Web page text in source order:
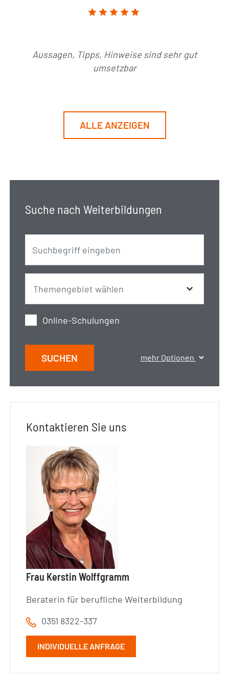
Aussagen, Tipps, Hinweise sind sehr gut
umsetzbar
ALLE ANZEIGEN
Suche nach Weiterbildungen
Online-Schulungen
SUCHEN mehr Optionen
Kontaktieren Sie uns
Frau Kerstin Wolffgramm
Beraterin für berufliche Weiterbildung
0351 8322-337
INDIVIDUELLE ANFRAGE